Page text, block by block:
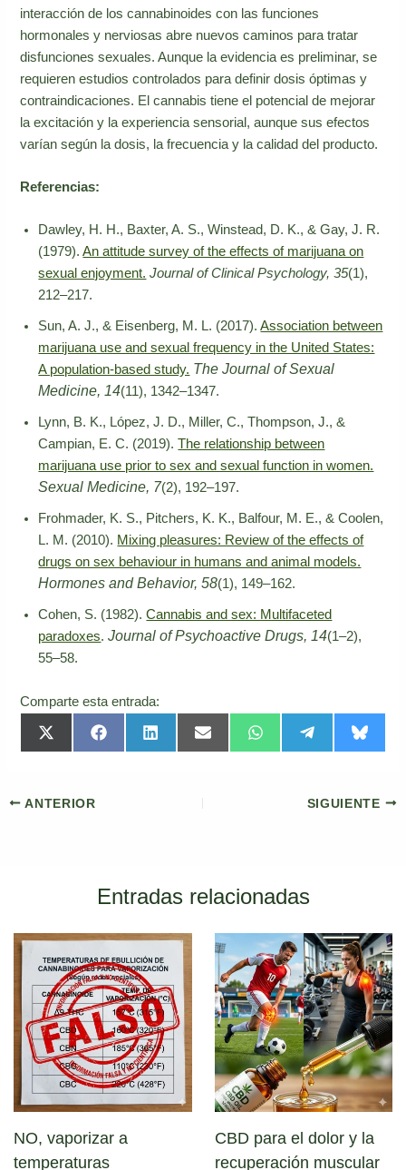
interacción de los cannabinoides con las funciones
hormonales y nerviosas abre nuevos caminos para tratar
disfunciones sexuales. Aunque la evidencia es preliminar, se
requieren estudios controlados para definir dosis óptimas y
contraindicaciones. El cannabis tiene el potencial de mejorar
la excitación y la experiencia sensorial, aunque sus efectos
varían según la dosis, la frecuencia y la calidad del producto.
Referencias:
Dawley, H. H., Baxter, A. S., Winstead, D. K., & Gay, J. R.
(1979).An attitude survey of the effects of marijuana on
sexual enjoyment. Journal of Clinical Psychology, 35(1),
212–217.
Sun, A. J., & Eisenberg, M. L. (2017).Association between
marijuana use and sexual frequency in the United States:
A population-based study. The Journal of Sexual
Medicine, 14(11), 1342–1347.
Lynn, B. K., López, J. D., Miller, C., Thompson, J., &
Campian, E. C. (2019).The relationship between
marijuana use prior to sex and sexual function in women.
Sexual Medicine, 7(2), 192–197.
Frohmader, K. S., Pitchers, K. K., Balfour, M. E., & Coolen,
L. M. (2010). Mixing pleasures: Review of the effects of
drugs on sex behaviour in humans and animal models.
Hormones and Behavior, 58(1), 149–162.
Cohen, S. (1982).Cannabis and sex: Multifaceted
paradoxes.Journal of Psychoactive Drugs, 14(1–2),
55–58.
Comparte esta entrada:
Compartir
en
X
(
t
Compartir
en
F
a
Compartir
en
L
i
Compartir
en
E
m
Compartir
en
W
h
Compartir
en
e
r
en
B
l
k
ANTERIOR SIGUIENTE
Entradas relacionadas
NO, vaporizar a
temperaturas
CBD para el dolor y la
recuperación muscular